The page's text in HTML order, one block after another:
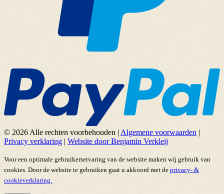
© 2026 Alle rechten voorbehouden | Algemene voorwaarden |
Privacy verklaring | Website door Benjamin Verkleij
Voor een optimale gebruikerservaring van de website maken wij gebruik van
cookies. Door de website te gebruiken gaat u akkoord met de privacy- &
cookieverklaring.